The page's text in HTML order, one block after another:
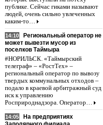
публике. Сейчас гиками называют
людей, очень сильно увлеченных
каким-то…
14:10
Региональный оператор не
может вывезти мусор из
поселков Таймыра
#НОРИЛЬСК. «Таймырский
телеграф» – «РостТех» –
региональный оператор по вывозу
твердых коммунальных отходов –
подало в краевой арбитражный суд
иск к управлению
Росприроднадзора. Оператор…
14:05
На предприятиях